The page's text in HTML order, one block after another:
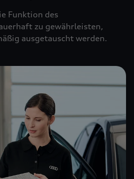
Funktion des
zu gewährleisten,
ausgetauscht werden.